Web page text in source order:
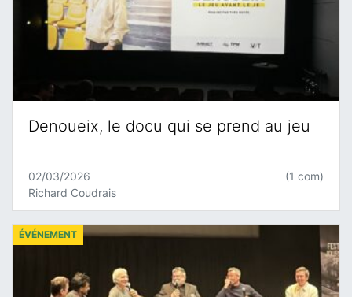
Denoueix, le docu qui se prend au jeu
02/03/2026
Richard Coudrais
(1 com)
ÉVÉNEMENT